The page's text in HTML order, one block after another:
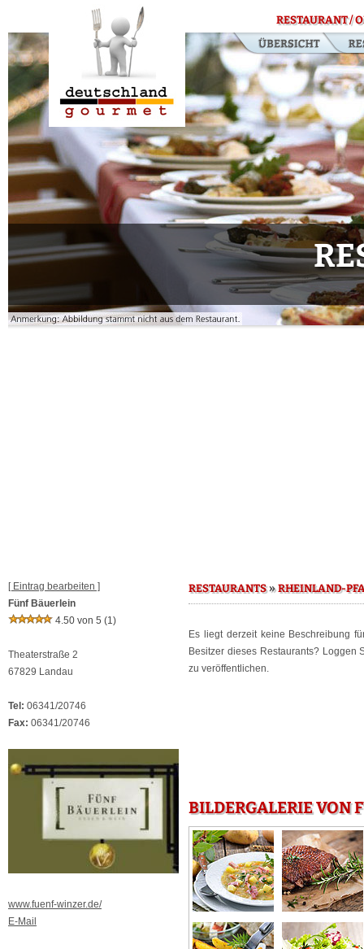
RESTAURANT /
[ Eintrag bearbeiten ]
Fünf Bäuerlein
4.50 von 5 (1)
Theaterstraße 2
67829 Landau
Tel: 06341/20746
Fax: 06341/20746
www.fuenf-winzer.de/
E-Mail
RESTAURANTS»RHEINLAND-
Es liegt derzeit keine Beschreibung
Besitzer dieses Restaurants? Loggen
zu veröffentlichen.
BILDERGALERIE VON